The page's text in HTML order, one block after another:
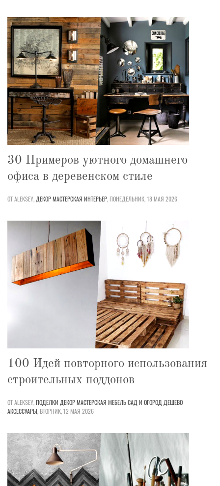
30 Примеров уютного домашнего
офиса в деревенском стиле
ОТ ALEKSEY, ДЕКОРМАСТЕРСКАЯ ИНТЕРЬЕР,ПОНЕДЕЛЬНИК, 18 МАЯ 2026
100 Идей повторного использования
строительных поддонов
ОТ ALEKSEY,ПОДЕЛКИ ДЕКОРМАСТЕРСКАЯ МЕБЕЛЬСАД И ОГОРОД ДЕШЕВО
АКСЕССУАРЫ,ВТОРНИК, 12 МАЯ 2026